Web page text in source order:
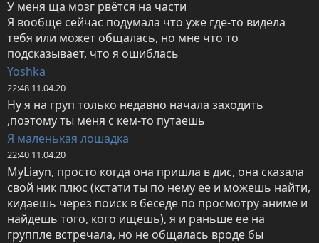
У меня ща мозг рвётся на части
Я вообще сейчас подумала что уже где-то видела
тебя или может общалась, но мне что то
подсказывает, что я ошиблась
Yoshka
22:48 11.04.20
Ну я на груп только недавно начала заходить
,поэтому ты меня с кем-то путаешь
Я маленькая лошадка
22:40 11.04.20
MyLiayn, просто когда она пришла в дис, она сказала
свой ник плюс (кстати ты по нему ее и можешь найти,
кидаешь через поиск в беседе по просмотру аниме и
найдешь того, кого ищешь), я и раньше ее на
группле встречала, но не общалась вроде бы